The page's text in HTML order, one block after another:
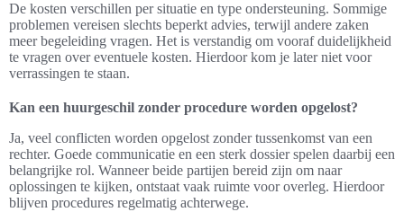
De kosten verschillen per situatie en type ondersteuning. Sommige
problemen vereisen slechts beperkt advies, terwijl andere zaken
meer begeleiding vragen. Het is verstandig om vooraf duidelijkheid
te vragen over eventuele kosten. Hierdoor kom je later niet voor
verrassingen te staan.
Kan een huurgeschil zonder procedure worden opgelost?
Ja, veel conflicten worden opgelost zonder tussenkomst van een
rechter. Goede communicatie en een sterk dossier spelen daarbij een
belangrijke rol. Wanneer beide partijen bereid zijn om naar
oplossingen te kijken, ontstaat vaak ruimte voor overleg. Hierdoor
blijven procedures regelmatig achterwege.